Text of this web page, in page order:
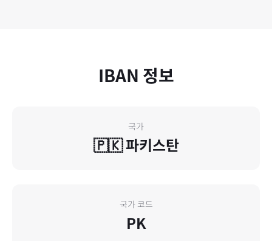
IBAN 정보
국가
🇵🇰파키스탄
국가 코드
PK